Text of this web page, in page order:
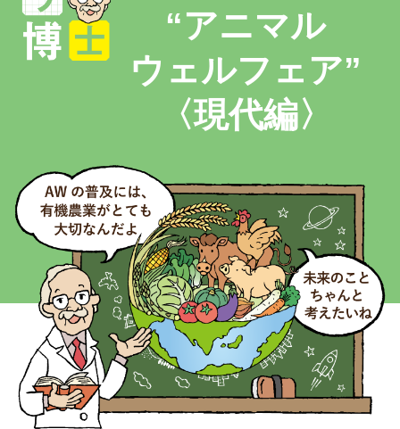
“アニマル
ウェルフェア”
〈現代編〉